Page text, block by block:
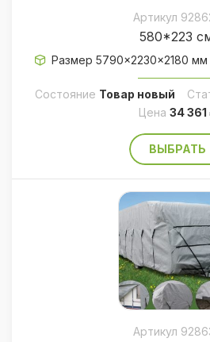
Артикул
580*223
Размер 5790×2230×2180 мм
Состояние Товар новый
Цена 34 361
ВЫБРАТЬ
Артикул